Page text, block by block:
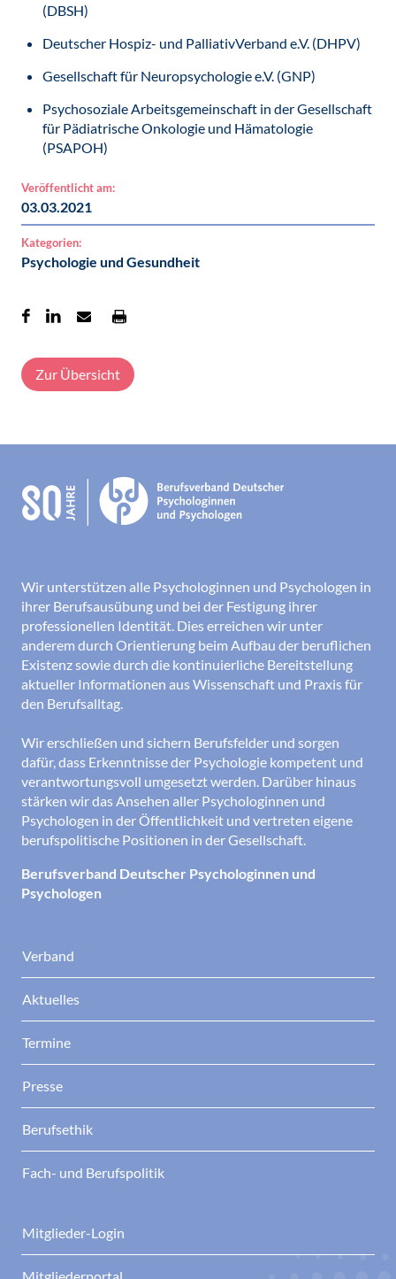
(DBSH)
Deutscher Hospiz- und PalliativVerband e.V. (DHPV)
Gesellschaft für Neuropsychologie e.V. (GNP)
Psychosoziale Arbeitsgemeinschaft in der Gesellschaft
für Pädiatrische Onkologie und Hämatologie
(PSAPOH)
Veröffentlicht am:
03.03.2021
Kategorien:
Psychologie und Gesundheit
Zur Übersicht
Wir unterstützen alle Psychologinnen und Psychologen in
ihrer Berufsausübung und bei der Festigung ihrer
professionellen Identität. Dies erreichen wir unter
anderem durch Orientierung beim Aufbau der beruflichen
Existenz sowie durch die kontinuierliche Bereitstellung
aktueller Informationen aus Wissenschaft und Praxis für
den Berufsalltag.
Wir erschließen und sichern Berufsfelder und sorgen
dafür, dass Erkenntnisse der Psychologie kompetent und
verantwortungsvoll umgesetzt werden. Darüber hinaus
stärken wir das Ansehen aller Psychologinnen und
Psychologen in der Öffentlichkeit und vertreten eigene
berufspolitische Positionen in der Gesellschaft.
Berufsverband Deutscher Psychologinnen und
Psychologen
Verband
Aktuelles
Termine
Presse
Berufsethik
Fach- und Berufspolitik
Mitglieder-Login